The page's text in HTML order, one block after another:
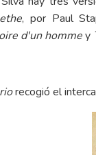
, por Paul
d'un hommey
recogió el